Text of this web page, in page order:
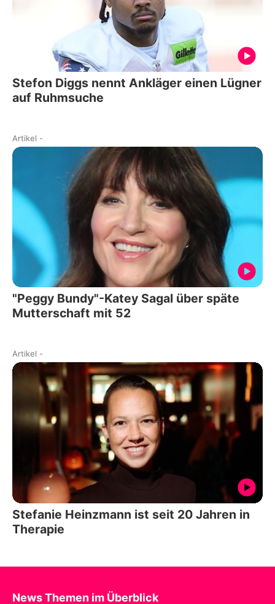
Stefon Diggs nennt Ankläger einen Lügner
auf Ruhmsuche
Artikel -
"Peggy Bundy"-Katey Sagal über späte
Mutterschaft mit 52
Artikel -
Stefanie Heinzmann ist seit 20 Jahren in
Therapie
News Themen im Überblick